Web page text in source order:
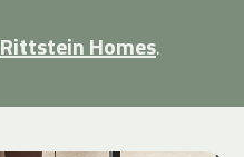
Rittstein Homes.